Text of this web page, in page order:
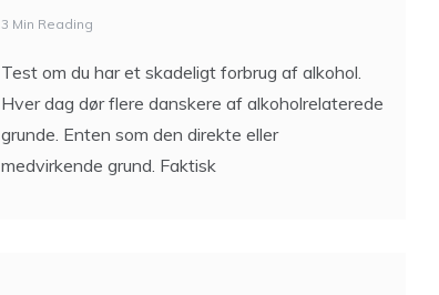
3 Min Reading
Test om du har et skadeligt forbrug af alkohol.
Hver dag dør flere danskere af alkoholrelaterede
grunde. Enten som den direkte eller
medvirkende grund. Faktisk